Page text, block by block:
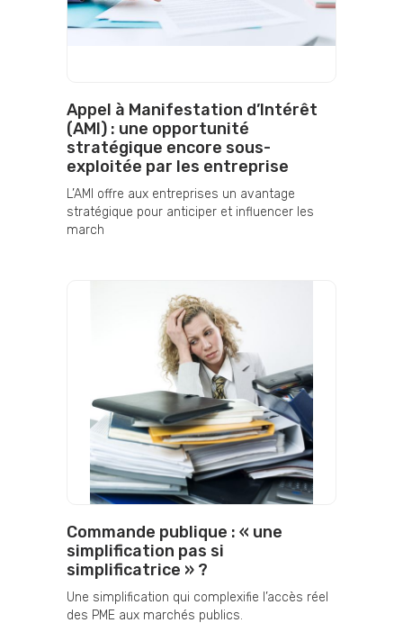
Appel à Manifestation d’Intérêt
(AMI) : une opportunité
stratégique encore sous-
exploitée par les entreprise
L’AMI offre aux entreprises un avantage
stratégique pour anticiper et influencer les
march
Commande publique : « une
simplification pas si
simplificatrice » ?
Une simplification qui complexifie l’accès réel
des PME aux marchés publics.